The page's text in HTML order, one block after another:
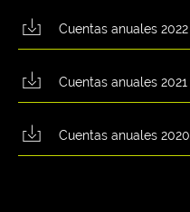
Cuentas anuales 2022
Cuentas anuales 2021
Cuentas anuales 2020